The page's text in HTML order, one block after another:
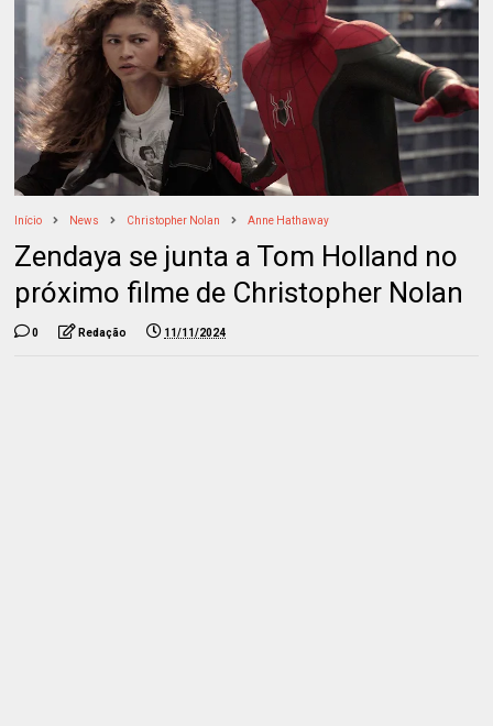
Início News Christopher Nolan Anne Hathaway
Zendaya se junta a Tom Holland no
próximo filme de Christopher Nolan
0 Redação 11/11/2024